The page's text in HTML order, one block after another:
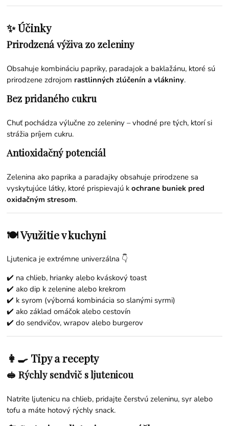
✨ Účinky
Prirodzená výživa zo zeleniny
Obsahuje kombináciu papriky, paradajok a baklažánu, ktoré sú
prirodzene zdrojom rastlinných zlúčenín a vlákniny.
Bez pridaného cukru
Chuť pochádza výlučne zo zeleniny – vhodné pre tých, ktorí si
strážia príjem cukru.
Antioxidačný potenciál
Zelenina ako paprika a paradajky obsahuje prirodzene sa
vyskytujúce látky, ktoré prispievajú kochrane buniek pred
oxidačným stresom.
🍽️ Využitie v kuchyni
Ljutenica je extrémne univerzálna 👇
✔️ na chlieb, hrianky alebo kváskový toast
✔️ ako dip k zelenine alebo krekrom
✔️ k syrom (výborná kombinácia so slanými syrmi)
✔️ ako základ omáčok alebo cestovín
✔️ do sendvičov, wrapov alebo burgerov
👩‍🍳 Tipy a recepty
🥪 Rýchly sendvič s ljutenicou
Natrite ljutenicu na chlieb, pridajte čerstvú zeleninu, syr alebo
tofu a máte hotový rýchly snack.